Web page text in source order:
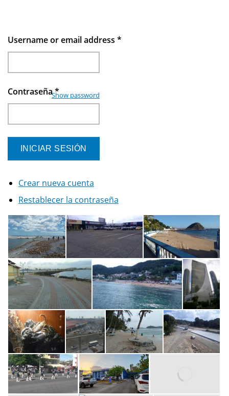
Username or email address *
Contraseña*
Show password
Crear nueva cuenta
Restablecer la contraseña